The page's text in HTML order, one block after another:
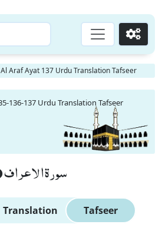
Go
Araf Ayat 137 Urdu Translation Tafseer
136-137 Urdu Translation Tafseer
سورة الاعراف
Translation Tafseer